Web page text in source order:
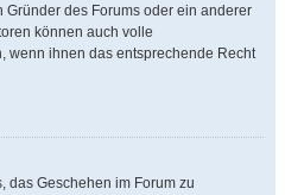
des Forums oder ein anderer
können auch volle
wenn ihnen das entsprechende Recht
das Geschehen im Forum zu